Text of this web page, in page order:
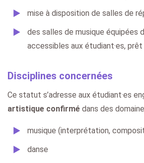
mise à disposition de salles de
des salles de musique équipées
accessibles aux étudiant·es, prêt
Disciplines concernées
Ce statut s’adresse aux étudiant·es
artistique confirmé dans des
musique (interprétation,
danse